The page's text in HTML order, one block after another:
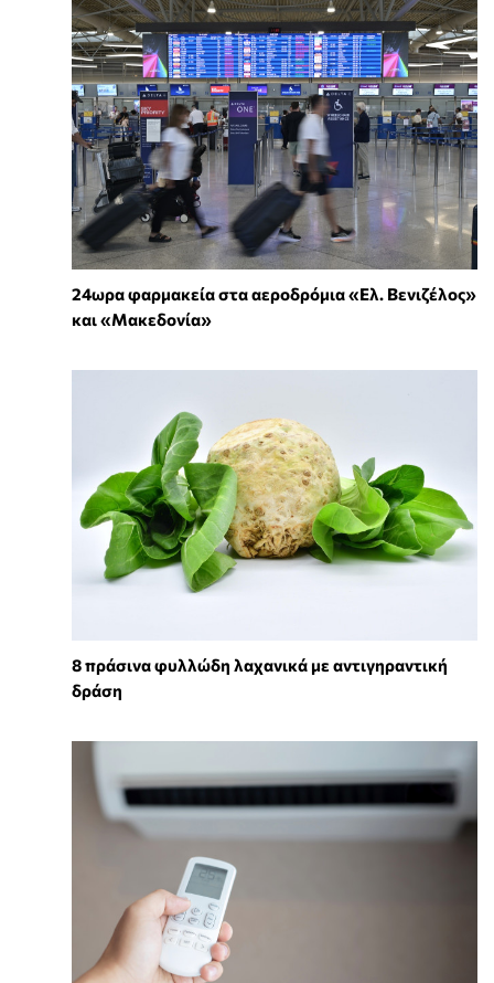
24ωρα φαρμακεία στα αεροδρόμια «Ελ. Βενιζέλος»
και «Μακεδονία»
8 πράσινα φυλλώδη λαχανικά με αντιγηραντική
δράση